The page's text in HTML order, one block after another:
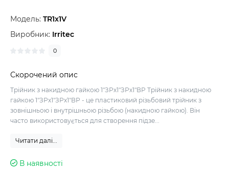
Модель: TR1x1V
Виробник: Irritec
0
Скорочений опис
Трійник з накидною гайкою 1"ЗРх1"ЗРх1"ВР Трійник з накидною
гайкою 1"ЗРх1"ЗРх1"ВР - це пластиковий різьбовий трійник з
зовнішньою і внутрішньою різьбою (накидною гайкою). Він
часто використовується для створення підзе...
Читати далі...
В наявності